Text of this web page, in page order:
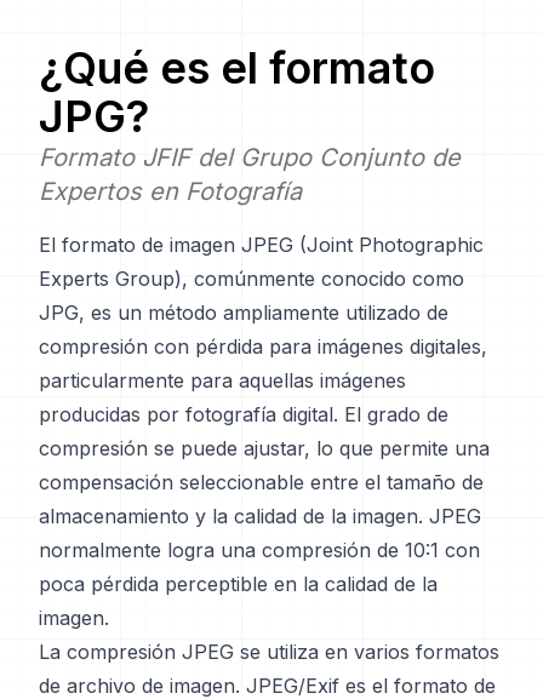
¿Qué es el formato
JPG?
Formato JFIF del Grupo Conjunto de
Expertos en Fotografía
El formato de imagen JPEG (Joint Photographic
Experts Group), comúnmente conocido como
JPG, es un método ampliamente utilizado de
compresión con pérdida para imágenes digitales,
particularmente para aquellas imágenes
producidas por fotografía digital. El grado de
compresión se puede ajustar, lo que permite una
compensación seleccionable entre el tamaño de
almacenamiento y la calidad de la imagen. JPEG
normalmente logra una compresión de 10:1 con
poca pérdida perceptible en la calidad de la
imagen.
La compresión JPEG se utiliza en varios formatos
de archivo de imagen. JPEG/Exif es el formato de